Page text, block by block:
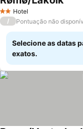
2 Estrelas
Hotel
/ Pontuação não
Selecione as datas
exatos.